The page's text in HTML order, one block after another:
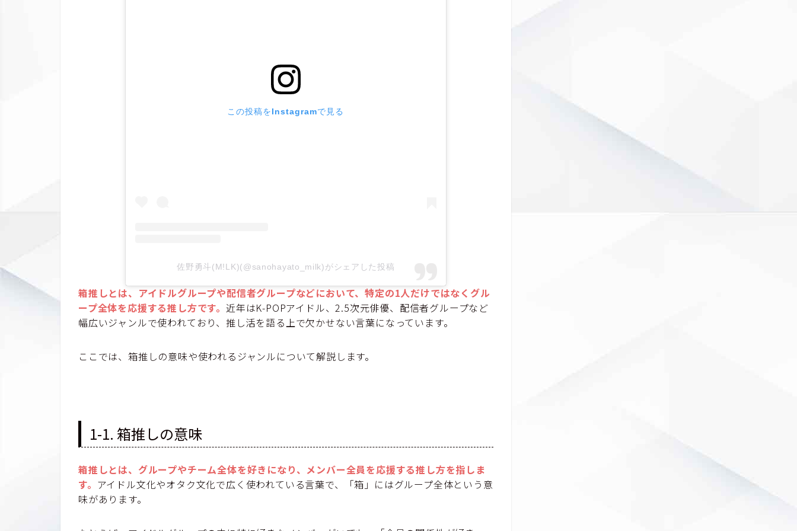
この投稿をInstagramで見る
佐野勇斗(M!LK)(@sanohayato_milk)がシェアした投稿
箱推しとは、アイドルグループや配信者グループなどにおいて、特定の1人だけではなくグル
ープ全体を応援する推し方です。近年はK-POPアイドル、2.5次元俳優、配信者グループなど
幅広いジャンルで使われており、推し活を語る上で欠かせない言葉になっています。
ここでは、箱推しの意味や使われるジャンルについて解説します。
1-1. 箱推しの意味
箱推しとは、グループやチーム全体を好きになり、メンバー全員を応援する推し方を指しま
す。 アイドル文化やオタク文化で広く使われている言葉で、「箱」にはグループ全体という意
味があります。